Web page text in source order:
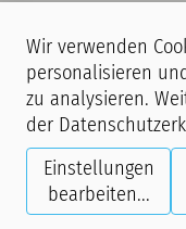
Hinweis: Während unserer
Fotoaufnahmen statt. Mit
Sie sich damit
die im Rahmen der
digital und analog
Wir verwenden
personalisieren
zu analysieren.
der
Einstellungen
bearbeiten...